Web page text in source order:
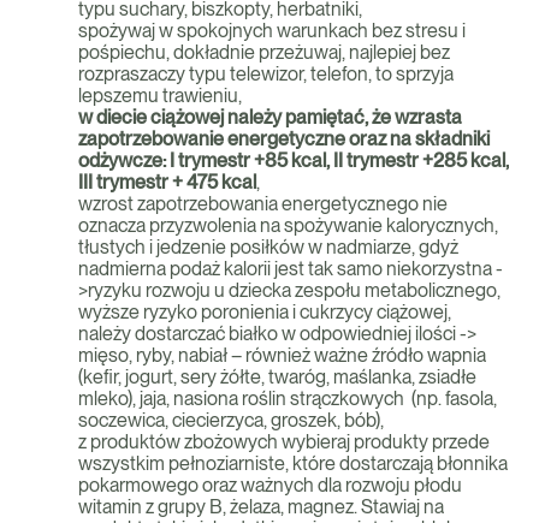
typu suchary, biszkopty, herbatniki,
spożywaj w spokojnych warunkach bez stresu i
pośpiechu, dokładnie przeżuwaj, najlepiej bez
rozpraszaczy typu telewizor, telefon, to sprzyja
lepszemu trawieniu,
w diecie ciążowej należy pamiętać, że wzrasta
zapotrzebowanie energetyczne oraz na składniki
odżywcze: I trymestr +85 kcal, II trymestr +285 kcal,
III trymestr + 475 kcal,
wzrost zapotrzebowania energetycznego nie
oznacza przyzwolenia na spożywanie kalorycznych,
tłustych i jedzenie posiłków w nadmiarze, gdyż
nadmierna podaż kalorii jest tak samo niekorzystna -
>ryzyku rozwoju u dziecka zespołu metabolicznego,
wyższe ryzyko poronienia i cukrzycy ciążowej,
należy dostarczać białko w odpowiedniej ilości ->
mięso, ryby, nabiał – również ważne źródło wapnia
(kefir, jogurt, sery żółte, twaróg, maślanka, zsiadłe
mleko), jaja, nasiona roślin strączkowych (np. fasola,
soczewica, ciecierzyca, groszek, bób),
z produktów zbożowych wybieraj produkty przede
wszystkim pełnoziarniste, które dostarczają błonnika
pokarmowego oraz ważnych dla rozwoju płodu
witamin z grupy B, żelaza, magnez. Stawiaj na